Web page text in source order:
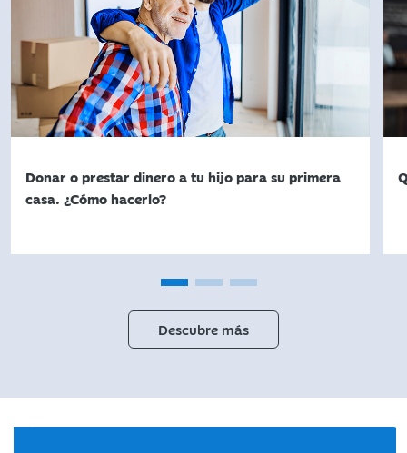
Donar o prestar dinero a tu hijo para su primera
casa. ¿Cómo hacerlo?
Descubre más